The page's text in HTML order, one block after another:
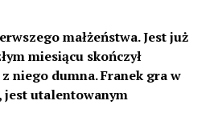
małżeństwa. Jest już
miesiącu skończył
niego dumna. Franek gra w
jest utalentowanym